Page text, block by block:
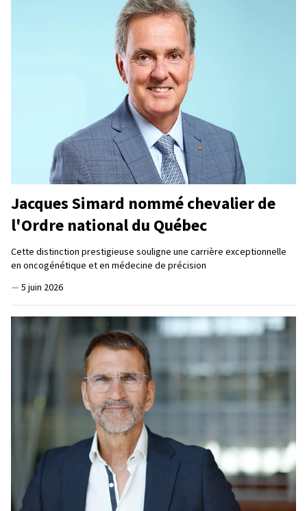
Jacques Simard nommé chevalier de
l'Ordre national du Québec
Cette distinction prestigieuse souligne une carrière exceptionnelle
en oncogénétique et en médecine de précision
— 5 juin 2026